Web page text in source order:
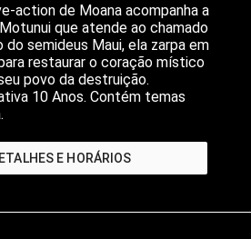
action de Moana acompanha a
que atende ao chamado
do semideus Maui, ela zarpa em
restaurar o coração místico
povo da destruição.
10 Anos. Contém temas
E HORÁRIOS